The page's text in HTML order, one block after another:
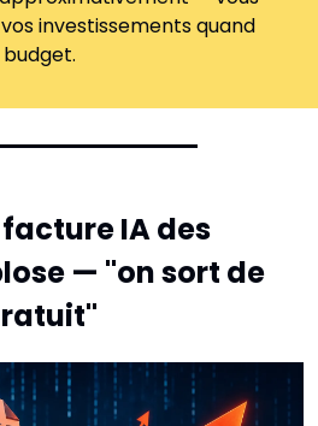
investissements quand
IA des
— "on sort de